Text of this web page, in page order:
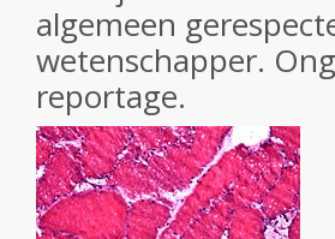
algemeen
wetenschapper.
reportage.